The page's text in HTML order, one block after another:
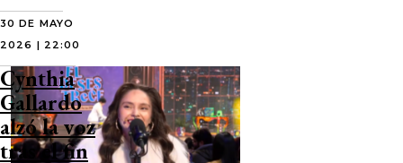
30 DE MAYO
2026 | 22:00
Cynthia
Gallardo
alzó la voz
tras el fin